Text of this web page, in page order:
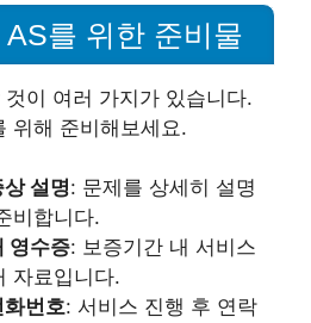
를 위한 준비물
이 여러 가지가 있습니다.
위해 준비해보세요.
설명: 문제를 상세히 설명
비합니다.
영수증: 보증기간 내 서비스
자료입니다.
화번호: 서비스 진행 후 연락